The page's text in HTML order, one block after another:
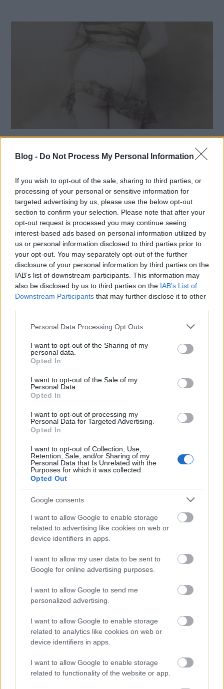
Blog - Do Not Process My Personal Information
If you wish to opt-out of the sale, sharing to third parties, or
processing of your personal or sensitive information for
targeted advertising by us, please use the below opt-out
section to confirm your selection. Please note that after your
opt-out request is processed you may continue seeing
interest-based ads based on personal information utilized by
us or personal information disclosed to third parties prior to
your opt-out. You may separately opt-out of the further
disclosure of your personal information by third parties on the
IAB’s list of downstream participants. This information may
also be disclosed by us to third parties on the IAB’s List of
Downstream Participants that may further disclose it to other
Please note that this website/app uses one or more Google
not limited to your visit or usage behaviour. You may click to
grant or deny consent to Google and its third-party tags to
use your data for below specified purposes in below Google
consent section.
Personal Data Processing Opt Outs
I want to opt-out of the Sharing of my
personal data.
Opted In
I want to opt-out of the Sale of my
Personal Data.
Opted In
I want to opt-out of processing my
Personal Data for Targeted Advertising.
Opted In
I want to opt-out of Collection, Use,
Retention, Sale, and/or Sharing of my
Personal Data that Is Unrelated with the
Purposes for which it was collected.
Opted Out
Google consents
I want to allow Google to enable storage
related to advertising like cookies on web or
device identifiers in apps.
I want to allow my user data to be sent to
Google for online advertising purposes.
I want to allow Google to send me
personalized advertising.
I want to allow Google to enable storage
related to analytics like cookies on web or
device identifiers in apps.
I want to allow Google to enable storage
related to functionality of the website or app.
„Nincs az aktfotográfiákban
semmi erkölcstelen, minden
asszony ezt csináltat...
Lapozó rovatunkban az eredeti helyesírást
megtartva, régi újságok, fotós szaklapok hírei közül
válogatunk. Mai bejegyzésünkben egy közel 100 éve
megjelent írást mutatunk be, mely a műtermi...
2019 / 11 / 12 Tovább
Magyar jókedv és
szomorúság (1938) – 55
oldalas színes riport...
A cikk ezen a linken olvasható el.
2019 / 10 / 17
Aktuális kiállításaink